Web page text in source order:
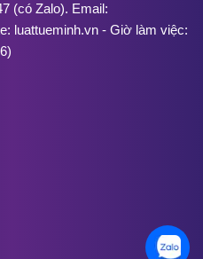
(có Zalo). Email:
luattueminh.vn - Giờ làm việc: